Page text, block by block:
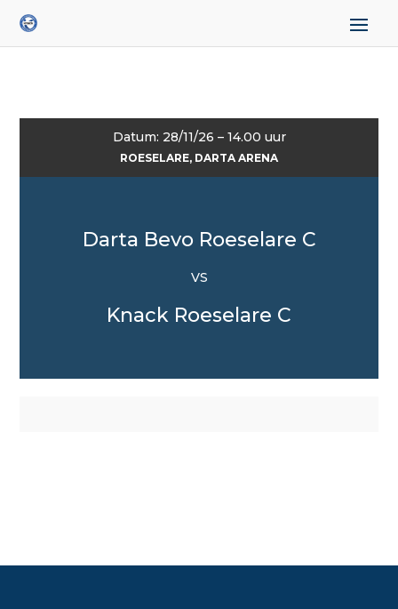
Datum: 28/11/26 – 14.00 uur
ROESELARE, DARTA ARENA
Darta Bevo Roeselare C
VS
Knack Roeselare C